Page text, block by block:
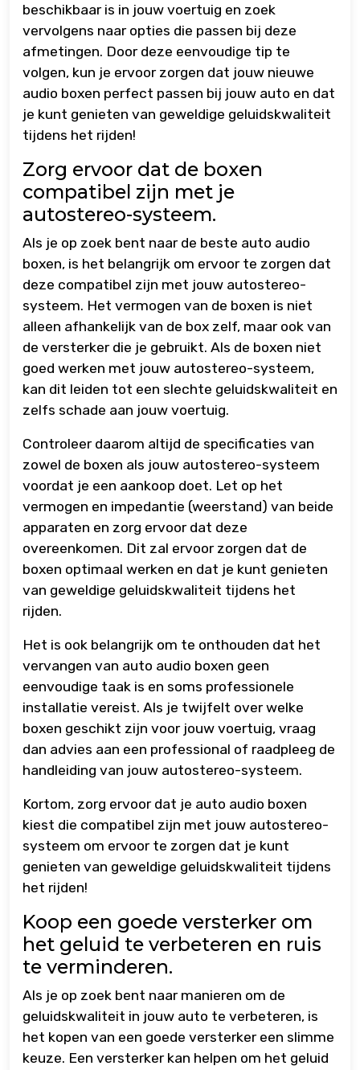
beschikbaar is in jouw voertuig en zoek
vervolgens naar opties die passen bij deze
afmetingen. Door deze eenvoudige tip te
volgen, kun je ervoor zorgen dat jouw nieuwe
audio boxen perfect passen bij jouw auto en dat
je kunt genieten van geweldige geluidskwaliteit
tijdens het rijden!
Zorg ervoor dat de boxen
compatibel zijn met je
autostereo-systeem.
Als je op zoek bent naar de beste auto audio
boxen, is het belangrijk om ervoor te zorgen dat
deze compatibel zijn met jouw autostereo-
systeem. Het vermogen van de boxen is niet
alleen afhankelijk van de box zelf, maar ook van
de versterker die je gebruikt. Als de boxen niet
goed werken met jouw autostereo-systeem,
kan dit leiden tot een slechte geluidskwaliteit en
zelfs schade aan jouw voertuig.
Controleer daarom altijd de specificaties van
zowel de boxen als jouw autostereo-systeem
voordat je een aankoop doet. Let op het
vermogen en impedantie (weerstand) van beide
apparaten en zorg ervoor dat deze
overeenkomen. Dit zal ervoor zorgen dat de
boxen optimaal werken en dat je kunt genieten
van geweldige geluidskwaliteit tijdens het
rijden.
Het is ook belangrijk om te onthouden dat het
vervangen van auto audio boxen geen
eenvoudige taak is en soms professionele
installatie vereist. Als je twijfelt over welke
boxen geschikt zijn voor jouw voertuig, vraag
dan advies aan een professional of raadpleeg de
handleiding van jouw autostereo-systeem.
Kortom, zorg ervoor dat je auto audio boxen
kiest die compatibel zijn met jouw autostereo-
systeem om ervoor te zorgen dat je kunt
genieten van geweldige geluidskwaliteit tijdens
het rijden!
Koop een goede versterker om
het geluid te verbeteren en ruis
te verminderen.
Als je op zoek bent naar manieren om de
geluidskwaliteit in jouw auto te verbeteren, is
het kopen van een goede versterker een slimme
keuze. Een versterker kan helpen om het geluid